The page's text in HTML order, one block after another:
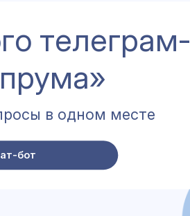
телеграм-
в одном месте
бот